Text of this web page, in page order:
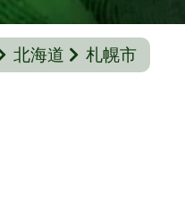
北海道 札幌市